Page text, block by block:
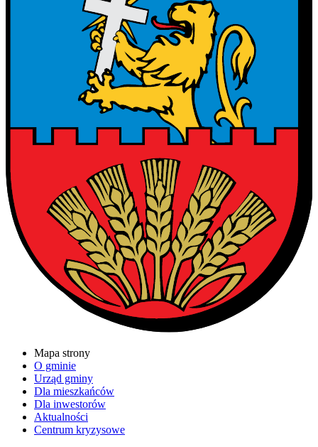
Mapa strony
O gminie
Urząd gminy
Dla mieszkańców
Dla inwestorów
Aktualności
Centrum kryzysowe